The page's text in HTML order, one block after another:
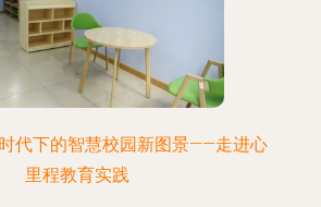
代下的智慧校园新图景——走进心
里程教育实践